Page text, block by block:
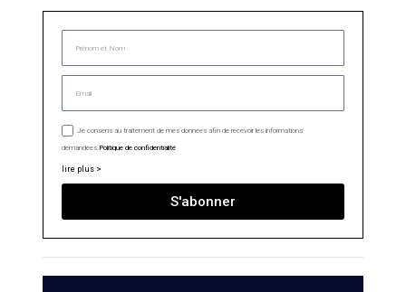
Je consens au traitement de mes données afin de recevoir les informations
demandées.Politique de confidentialité
lire plus >
S'abonner